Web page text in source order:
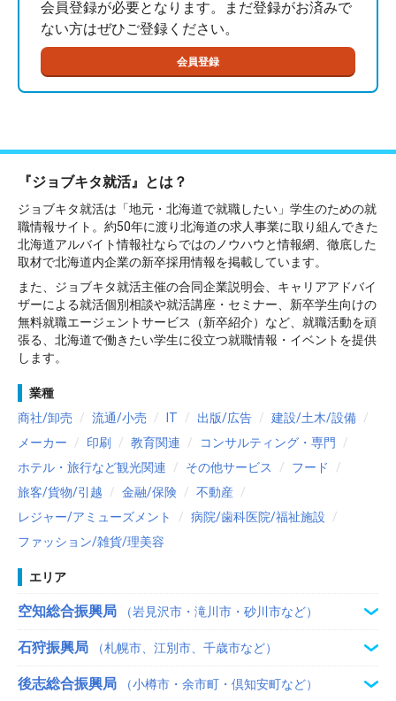
会員登録が必要となります。まだ登録がお済みで
ない方はぜひご登録ください。
会員登録
『ジョブキタ就活』とは？
ジョブキタ就活は「地元・北海道で就職したい」学生のための就
職情報サイト。約50年に渡り北海道の求人事業に取り組んできた
北海道アルバイト情報社ならではのノウハウと情報網、徹底した
取材で北海道内企業の新卒採用情報を掲載しています。
また、ジョブキタ就活主催の合同企業説明会、キャリアアドバイ
ザーによる就活個別相談や就活講座・セミナー、新卒学生向けの
無料就職エージェントサービス（新卒紹介）など、就職活動を頑
張る、北海道で働きたい学生に役立つ就職情報・イベントを提供
します。
業種
商社/卸売
流通/小売 IT 出版/広告
建設/土木/設備
メーカー
印刷 教育関連
コンサルティング・専門
ホテル・旅行など観光関連
その他サービス
フード
旅客/貨物/引越
金融/保険
不動産
レジャー/アミューズメント
病院/歯科医院/福祉施設
ファッション/雑貨/理美容
エリア
空知総合振興局 （岩見沢市・滝川市・砂川市など）
石狩振興局 （札幌市、江別市、千歳市など）
後志総合振興局 （小樽市・余市町・倶知安町など）